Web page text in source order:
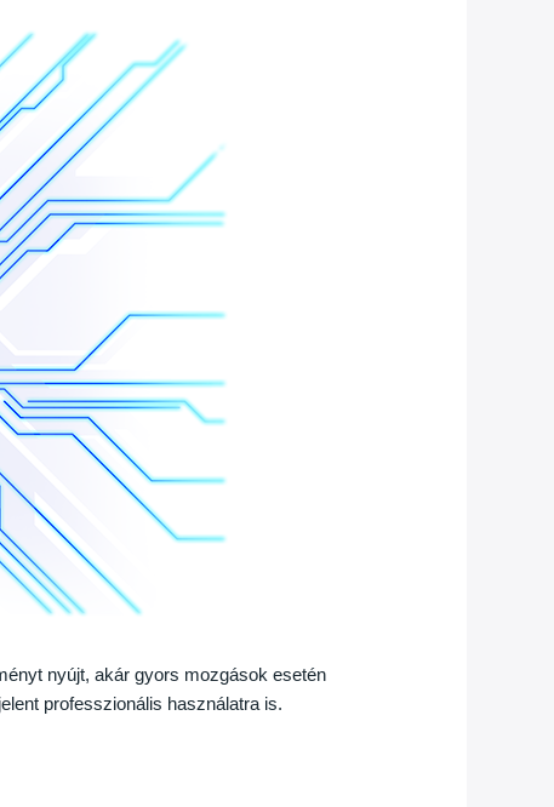
nyújt, akár gyors mozgások esetén
professzionális használatra is.